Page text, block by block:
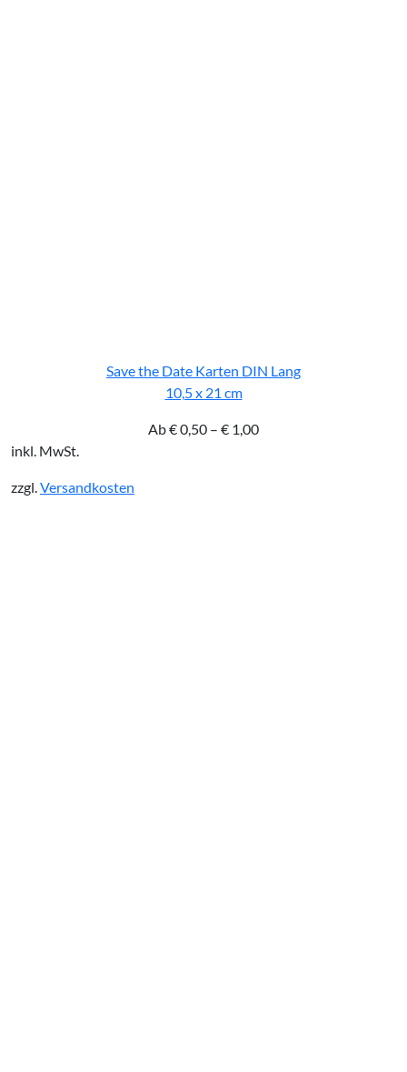
Save the Date Karten DIN Lang
10,5 x 21 cm
Ab€0,50 – € 1,00
inkl. MwSt.
zzgl.Versandkosten